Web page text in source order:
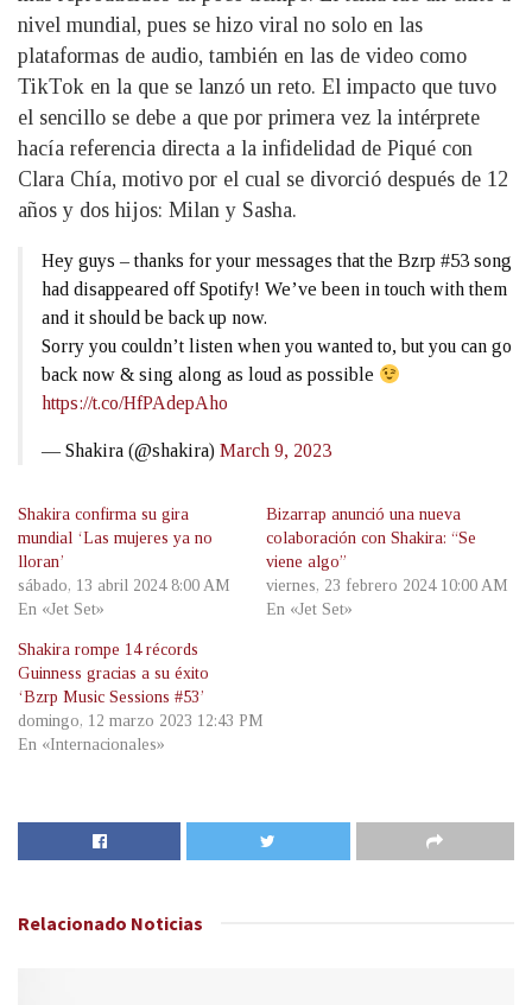
nivel mundial, pues se hizo viral no solo en las
plataformas de audio, también en las de video como
TikTok en la que se lanzó un reto. El impacto que tuvo
el sencillo se debe a que por primera vez la intérprete
hacía referencia directa a la infidelidad de Piqué con
Clara Chía, motivo por el cual se divorció después de 12
años y dos hijos: Milan y Sasha.
Hey guys – thanks for your messages that the Bzrp #53 song
had disappeared off Spotify! We’ve been in touch with them
and it should be back up now.
Sorry you couldn’t listen when you wanted to, but you can go
back now & sing along as loud as possible
https://t.co/HfPAdepAho
— Shakira (@shakira) March 9, 2023
Shakira confirma su gira
mundial ‘Las mujeres ya no
lloran’
sábado, 13 abril 2024 8:00 AM
En «Jet Set»
Bizarrap anunció una nueva
colaboración con Shakira: “Se
viene algo”
viernes, 23 febrero 2024 10:00 AM
En «Jet Set»
Shakira rompe 14 récords
Guinness gracias a su éxito
‘Bzrp Music Sessions #53’
domingo, 12 marzo 2023 12:43 PM
En «Internacionales»
Relacionado Noticias